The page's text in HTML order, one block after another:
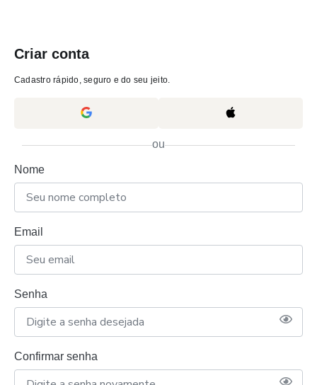
Criar conta
Cadastro rápido, seguro e do seu jeito.
ou
Nome
Email
Senha
Confirmar senha